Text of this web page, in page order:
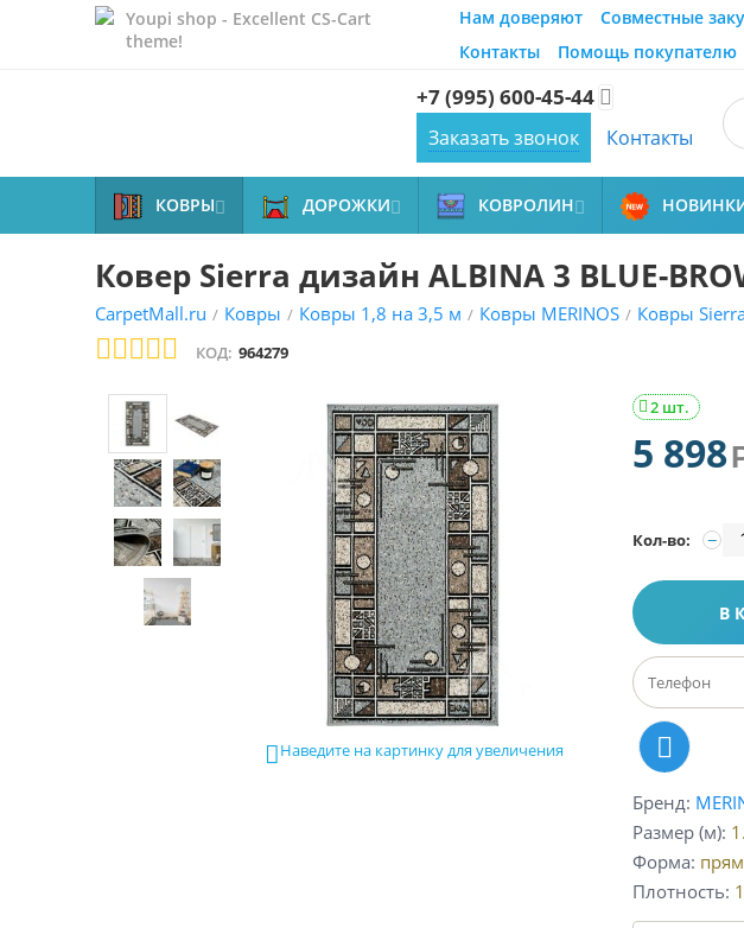
Youpi shop - Excellent CS-Cart
theme!
Нам доверяют Совместные
Контакты
Помощь покупателю
+7 (995) 600-45-44 
Заказать звонок Контакты
КОВРЫ ДОРОЖКИ КОВРОЛИН
Ковер Sierra дизайн ALBINA 3 BLUE-
CarpetMall.ru / Ковры / Ковры 1,8 на 3,5 м / Ковры MERINOS / Ковры
КОД: 964279
Наведите на картинку для увеличения
2 шт.

5 898
Кол-во: −
В
Бренд
Размер (м)
Форма
Плотность